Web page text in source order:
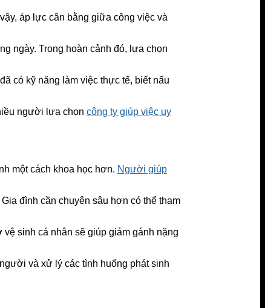
áp lực cân bằng giữa công việc và
ngày. Trong hoàn cảnh đó, lựa chọn
có kỹ năng làm việc thực tế, biết nấu
người lựa chọn công ty giúp việc uy
một cách khoa học hơn. Người giúp
đình cần chuyên sâu hơn có thể tham
sinh cá nhân sẽ giúp giảm gánh nặng
và xử lý các tình huống phát sinh